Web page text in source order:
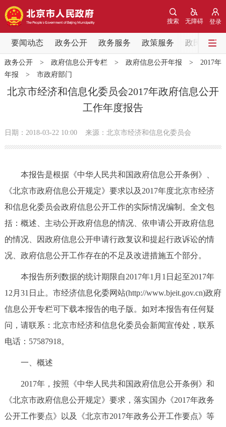
登录
无障碍
搜索
要闻动态 政务公开 政务服务 政策服务 政民互动
要闻动态
党中央精神 国务院信息 中央部委动态
北京要闻 会议信息 部门动态
市领导 机构职能 政策服务
政策兑现 政策解读 回应关切
决策公开 专题公开
个人服务 法人服务 部门服务
便民服务 利企服务 投资项目
12345网上接诉即办 我要咨询 我要建议
政务公开> 政府信息公开专栏> 政府信息公开年报 > 2017年
年报 > 市政府部门
北京市经济和信息化委员会2017年政府信息公开
工作年度报告
日期：2018-03-22 10:00 来源：北京市经济和信息化委员会
本报告是根据《中华人民共和国政府信息公开条例》、
《北京市政府信息公开规定》要求以及2017年度北京市经济
和信息化委员会政府信息公开工作的实际情况编制。全文包
括：概述、主动公开政府信息的情况、依申请公开政府信息
的情况、因政府信息公开申请行政复议和提起行政诉讼的情
况、政府信息公开工作存在的不足及改进措施五个部分。
本报告所列数据的统计期限自2017年1月1日起至2017年
12月31日止。市经济信息化委网站(http://www.bjeit.gov.cn)政府
信息公开专栏可下载本报告的电子版。如对本报告有任何疑
问，请联系：北京市经济和信息化委员会新闻宣传处，联系
电话：57587918。
一、概述
2017年，按照《中华人民共和国政府信息公开条例》和
《北京市政府信息公开规定》要求，落实国办《2017年政务
公开工作要点》以及《北京市2017年政务公开工作要点》等